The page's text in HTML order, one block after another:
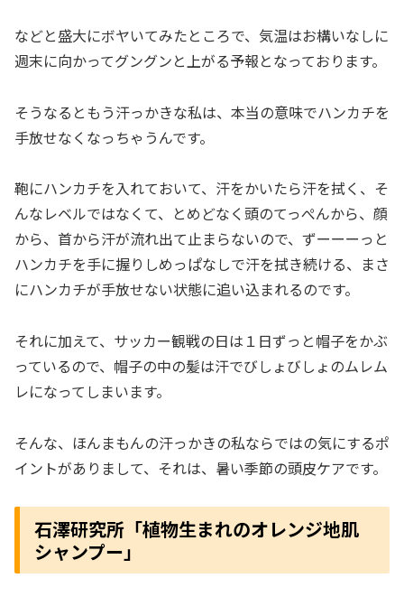
などと盛大にボヤいてみたところで、気温はお構いなしに
週末に向かってグングンと上がる予報となっております。
そうなるともう汗っかきな私は、本当の意味でハンカチを
手放せなくなっちゃうんです。
鞄にハンカチを入れておいて、汗をかいたら汗を拭く、そ
んなレベルではなくて、とめどなく頭のてっぺんから、顔
から、首から汗が流れ出て止まらないので、ずーーーっと
ハンカチを手に握りしめっぱなしで汗を拭き続ける、まさ
にハンカチが手放せない状態に追い込まれるのです。
それに加えて、サッカー観戦の日は１日ずっと帽子をかぶ
っているので、帽子の中の髪は汗でびしょびしょのムレム
レになってしまいます。
そんな、ほんまもんの汗っかきの私ならではの気にするポ
イントがありまして、それは、暑い季節の頭皮ケアです。
石澤研究所「植物生まれのオレンジ地肌
シャンプー」